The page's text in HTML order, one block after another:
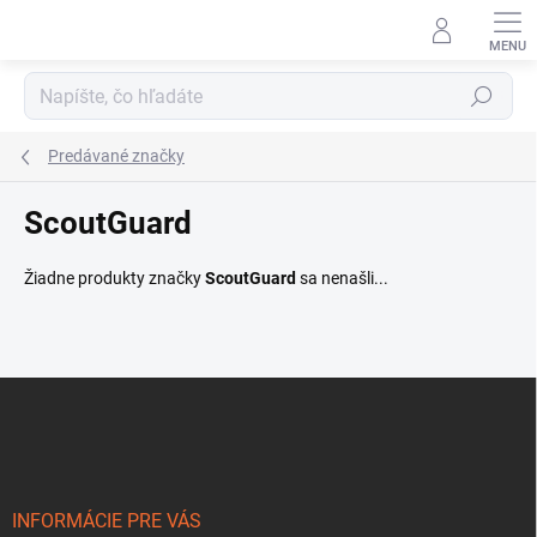
Hľadať
Predávané značky
ScoutGuard
Žiadne produkty značkyScoutGuard sa nenašli...
INFORMÁCIE PRE VÁS